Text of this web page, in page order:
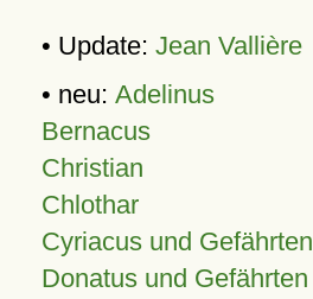
• Update: Jean Vallière
• neu: Adelinus
Bernacus
Christian
Chlothar
Cyriacus und Gefährten
Donatus und Gefährten